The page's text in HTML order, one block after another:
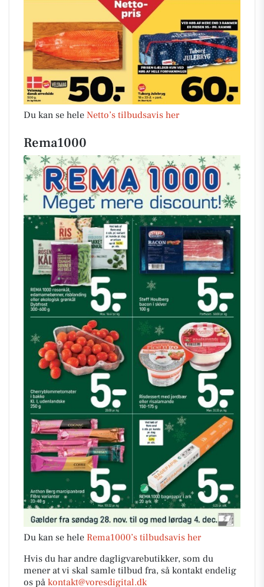
Du kan se hele Netto’s tilbudsavis her
Rema1000
Du kan se hele Rema1000’s tilbudsavis her
Hvis du har andre dagligvarebutikker, som du
mener at vi skal samle tilbud fra, så kontakt endelig
os på kontakt@voresdigital.dk